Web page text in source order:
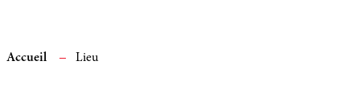
Accueil Lieu